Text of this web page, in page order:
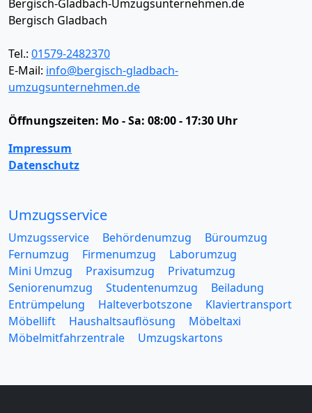
Bergisch-Gladbach-Umzugsunternehmen.de
Bergisch Gladbach
Tel.: 01579-2482370
E-Mail: info@bergisch-gladbach-
umzugsunternehmen.de
Öffnungszeiten: Mo - Sa: 08:00 - 17:30 Uhr
Impressum
Datenschutz
Umzugsservice
Umzugsservice Behördenumzug
Büroumzug
Fernumzug
Firmenumzug
Laborumzug
Mini Umzug
Praxisumzug
Privatumzug
Seniorenumzug
Studentenumzug
Beiladung
Entrümpelung
Halteverbotszone
Klaviertransport
Möbellift
Haushaltsauflösung
Möbeltaxi
Möbelmitfahrzentrale
Umzugskartons